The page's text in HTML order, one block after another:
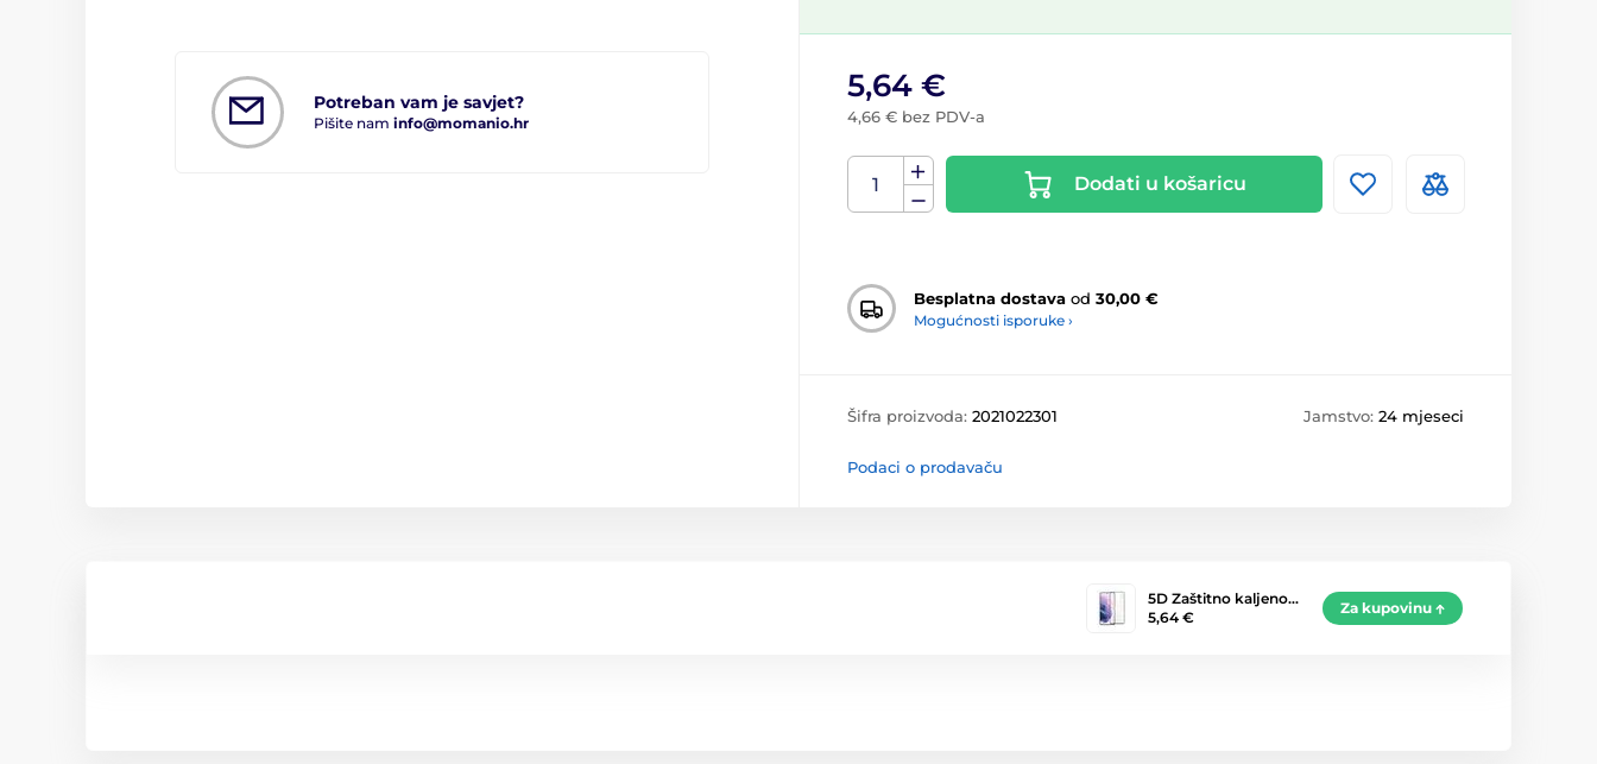
Potreban vam je savjet?
Pišite nam info@momanio.hr
5,64 €
4,66 € bez PDV-a
Dodati u košaricu
Besplatna dostava od 30,00 €
Mogućnosti isporuke ›
Šifra proizvoda: 2021022301 Jamstvo: 24 mjeseci
Podaci o prodavaču
5D Zaštitno kaljeno…
5,64 €
Za kupovinu